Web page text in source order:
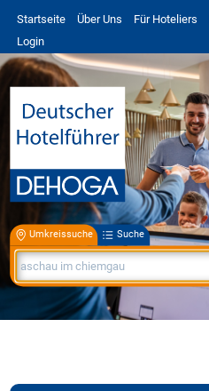
Startseite Über Uns Für Hoteliers
Login
Umkreissuche Suche